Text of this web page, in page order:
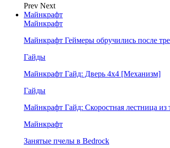
Prev Next
Майнкрафт
Майнкрафт
Майнкрафт Геймеры обручились после
Гайды
Майнкрафт Гайд: Дверь 4х4 [Механизм]
Гайды
Майнкрафт Гайд: Скоростная лестница из
Майнкрафт
Занятые пчелы в Bedrock